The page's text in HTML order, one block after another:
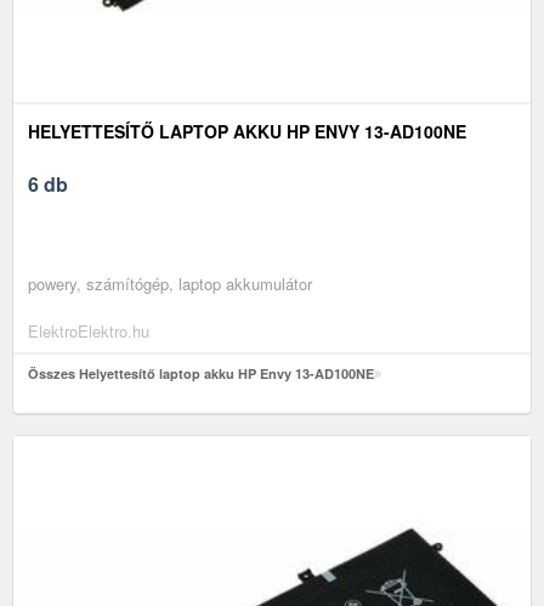
HELYETTESÍTŐ LAPTOP AKKU HP ENVY 13-AD100NE
6 db
powery, számítógép, laptop akkumulátor
ElektroElektro.hu
Összes Helyettesítő laptop akku HP Envy 13-AD100NE